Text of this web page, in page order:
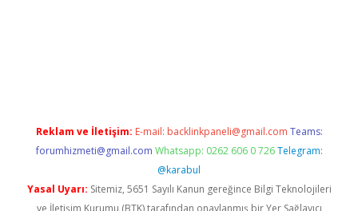
Reklam ve İletişim: E-mail: backlinkpaneli@gmail.com Teams:
forumhizmeti@gmail.com Whatsapp: 0262 606 0 726 Telegram:
@karabul
Yasal Uyarı: Sitemiz, 5651 Sayılı Kanun gereğince Bilgi Teknolojileri
ve İletişim Kurumu (BTK) tarafından onaylanmış bir Yer Sağlayıcı